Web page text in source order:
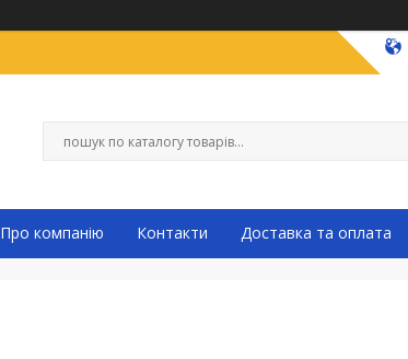
Про компанію Контакти Доставка та оплата